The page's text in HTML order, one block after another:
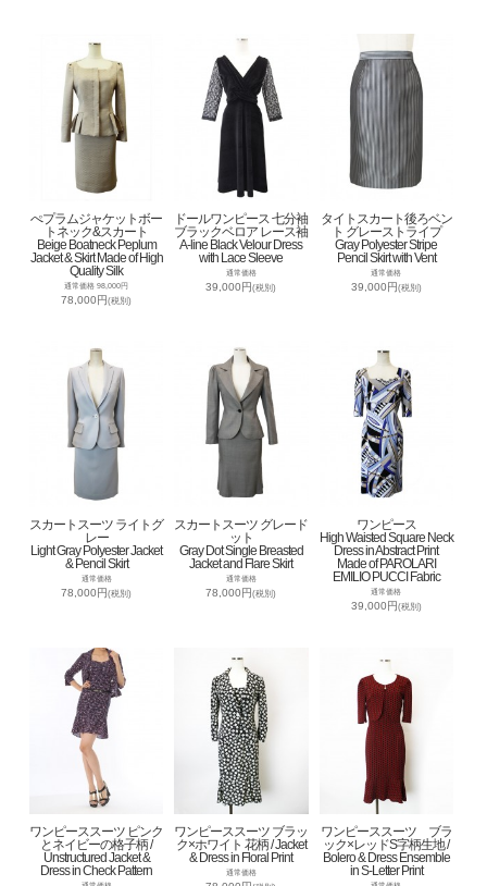
ぺプラムジャケットボー
トネック&スカート
Beige Boatneck Peplum
Jacket & Skirt Made of High
Quality Silk
通常価格 98,000円
78,000円(税別)
ドールワンピース 七分袖
ブラックベロア レース袖
A-line Black Velour Dress
with Lace Sleeve
通常価格
39,000円(税別)
タイトスカート後ろベン
ト グレーストライプ
Gray Polyester Stripe
Pencil Skirt with Vent
通常価格
39,000円(税別)
スカートスーツ ライトグ
レー
Light Gray Polyester Jacket
& Pencil Skirt
通常価格
78,000円(税別)
スカートスーツ グレード
ット
Gray Dot Single Breasted
Jacket and Flare Skirt
通常価格
78,000円(税別)
ワンピース
High Waisted Square Neck
Dress in Abstract Print
Made of PAROLARI
EMILIO PUCCI Fabric
通常価格
39,000円(税別)
ワンピーススーツ ピンク
とネイビーの格子柄 /
Unstructured Jacket &
Dress in Check Pattern
ワンピーススーツ ブラッ
ク×ホワイト 花柄 / Jacket
& Dress in Floral Print
通常価格
ワンピーススーツ ブラ
ック×レッドS字柄生地 /
Bolero & Dress Ensemble
in S-Letter Print